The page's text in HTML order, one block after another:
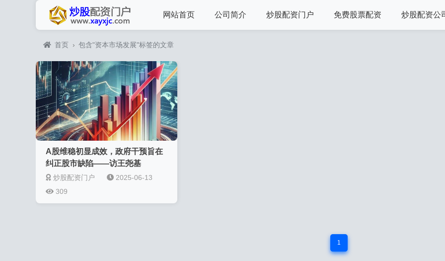
网站首页 公司简介 炒股配资门户 免费股票配资 炒股配资公
首页 › 包含"资本市场发展"标签的文章
A股维稳初显成效，政府干预旨在
纠正股市缺陷——访王尧基
炒股配资门户
2025-06-13
309
1